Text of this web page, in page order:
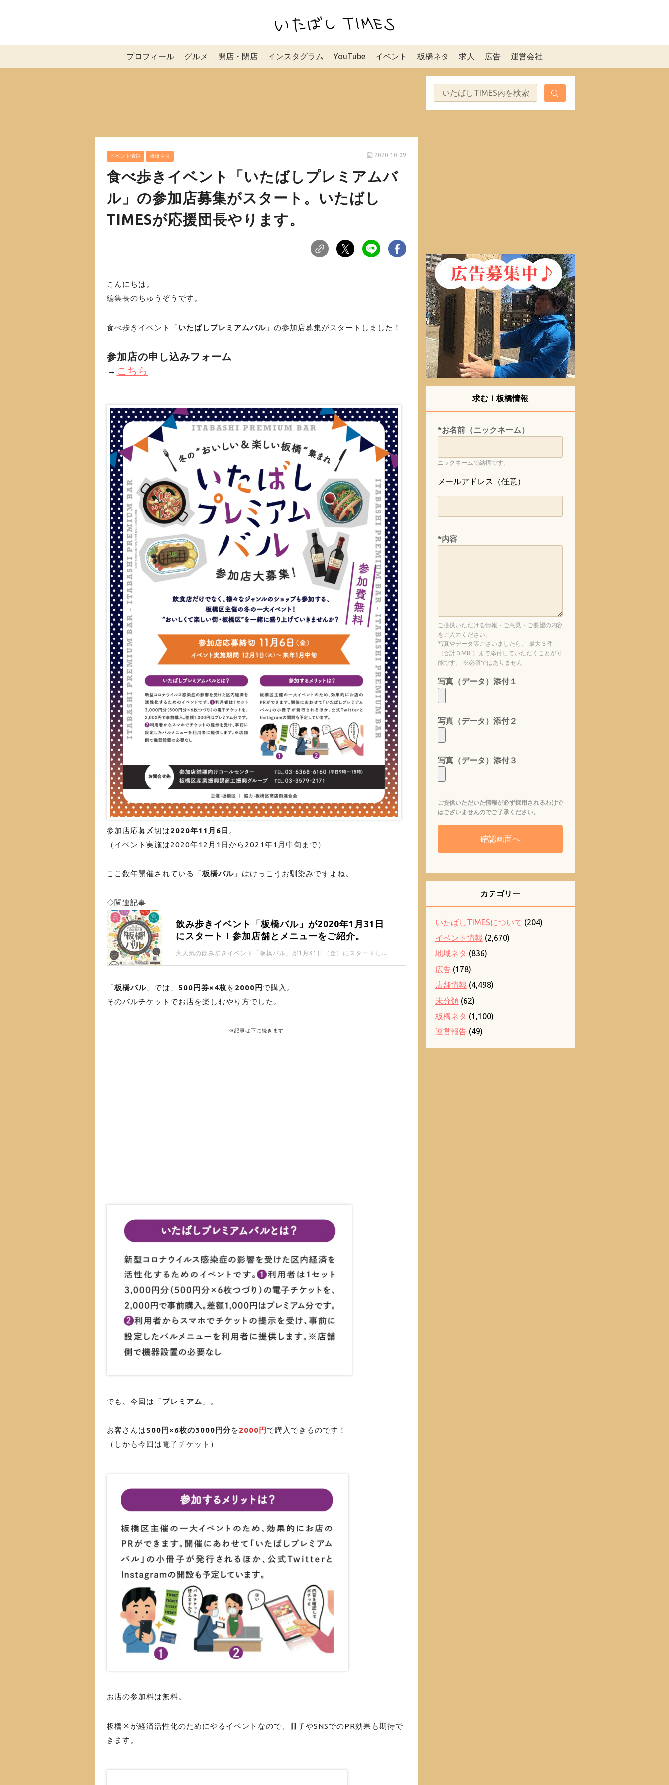
プロフィール グルメ 開店・閉店 インスタグラム YouTube イベント 板橋ネタ 求人 広告 運営会社
イベント情報 板橋ネタ 2020-10-09
食べ歩きイベント「いたばしプレミアムバ
ル」の参加店募集がスタート。いたばし
TIMESが応援団長やります。
こんにちは。
編集長のちゅうぞうです。
食べ歩きイベント「いたばしプレミアムバル」の参加店募集がスタートしました！
参加店の申し込みフォーム
→ こちら
参加店応募〆切は2020年11月6日 。
（イベント実施は2020年12月1日から2021年1月中旬まで）
ここ数年開催されている「 板橋バル」はけっこうお馴染みですよね。
◇関連記事
飲み歩きイベント「板橋バル」が2020年1月31日
にスタート！参加店舗とメニューをご紹介。
大人気の飲み歩きイベント「板橋バル」が1月31日（金）にスタートします！どの店舗でどんなメニューを提供しているかをご紹介しますね。
「板橋バル」では、 500円券×4枚を2000円 で購入。
そのバルチケットでお店を楽しむやり方でした。
※記事は下に続きます
でも、今回は「プレミアム 」。
お客さんは500円×6枚の3000円分を2000円 で購入できるのです！
（しかも今回は電子チケット）
お店の参加料は無料。
板橋区が経済活性化のためにやるイベントなので、冊子やSNSでのPR効果も期待で
きます。
求む！板橋情報
*お名前（ニックネーム）
ニックネームで結構です。
メールアドレス（任意）
*内容
ご提供いただける情報・ご意見・ご要望の内容
をご入力ください。
写真やデータ等ございましたら、 最大３件
（合計３MB ）まで添付していただくことが可
能です。 ※必須ではありません
写真（データ）添付１
写真（データ）添付２
写真（データ）添付３
ご提供いただいた情報が必ず採用されるわけで
はございませんのでご了承ください。
カテゴリー
いたばしTIMESについて (204)
イベント情報 (2,670)
地域ネタ (836)
広告(178)
店舗情報 (4,498)
未分類(62)
板橋ネタ (1,100)
運営報告(49)